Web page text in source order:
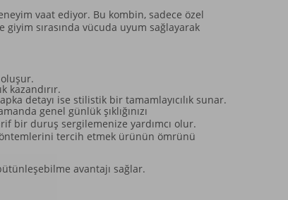
vaat ediyor. Bu kombin, sadece özel
sırasında vücuda uyum sağlayarak
kazandırır.
detayı ise stilistik bir tamamlayıcılık sunar.
genel günlük şıklığınızı
bir duruş sergilemenize yardımcı olur.
tercih etmek ürünün ömrünü
avantajı sağlar.